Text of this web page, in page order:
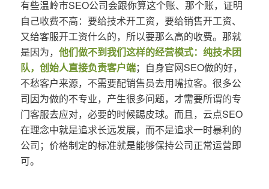
有些温岭市SEO公司会跟你算这个账、那个账，证明
自己收费不高：要给技术开工资，要给销售开工资、
又给客服开工资什么的，所以要那么高的收费。那就
是因为， 他们做不到我们这样的经营模式：纯技术团
队，创始人直接负责客户端；自身官网SEO做的好，
不愁客户来源，不需要配销售员去用嘴拉客。很多公
司因为做的不专业，产生很多问题，才需要所谓的专
门客服去应对，必要的时候踢皮球。而且，云点SEO
在理念中就是追求长远发展，而不是追求一时暴利的
公司；价格制定的标准就是能够保持公司正常运营即
可。